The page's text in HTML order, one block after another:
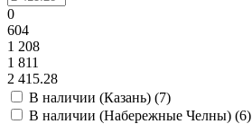
0
604
1 208
1 811
2 415.28
В наличии (Казань) (7)
В наличии (Набережные Челны) (6)